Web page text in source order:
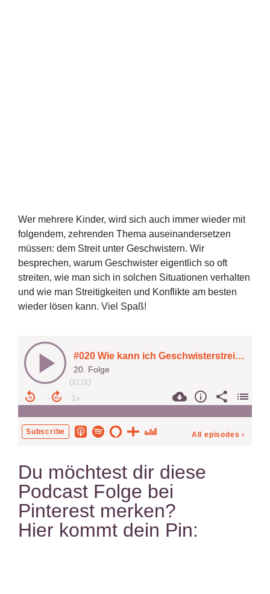
Wer mehrere Kinder, wird sich auch immer wieder mit
folgendem, zehrenden Thema auseinandersetzen
müssen: dem Streit unter Geschwistern. Wir
besprechen, warum Geschwister eigentlich so oft
streiten, wie man sich in solchen Situationen verhalten
und wie man Streitigkeiten und Konflikte am besten
wieder lösen kann. Viel Spaß!
Du möchtest dir diese
Podcast Folge bei
Pinterest merken?
Hier kommt dein Pin: